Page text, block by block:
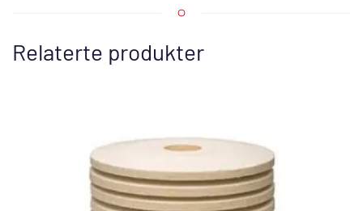
Relaterte produkter